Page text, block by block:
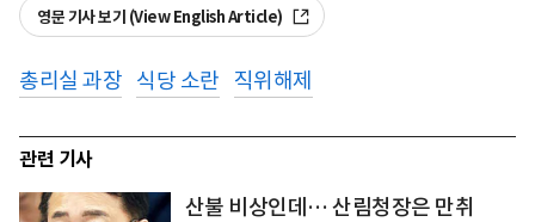
영문 기사 보기 (View English Article)
총리실 과장 식당 소란 직위해제
관련 기사
산불 비상인데… 산림청장은 만취